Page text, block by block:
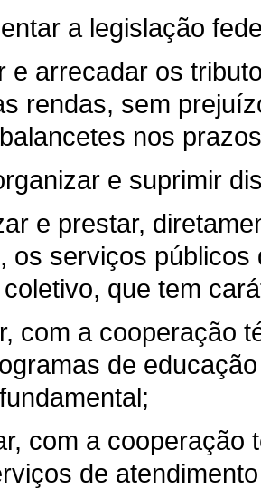
a legislação
e arrecadar os
rendas, sem
nos
e suprimir
e prestar,
os serviços
que tem
com a cooperação
de
com a cooperação
de